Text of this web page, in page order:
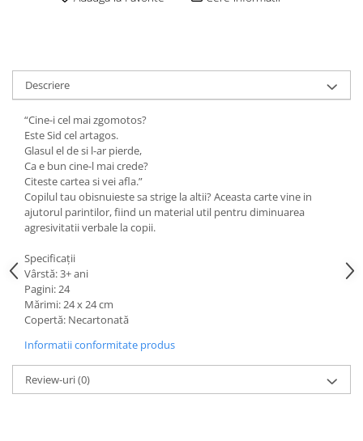
Descriere
“Cine-i cel mai zgomotos?
Este Sid cel artagos.
Glasul el de si l-ar pierde,
Ca e bun cine-l mai crede?
Citeste cartea si vei afla.”
Copilul tau obisnuieste sa strige la altii? Aceasta carte vine in
ajutorul parintilor, fiind un material util pentru diminuarea
agresivitatii verbale la copii.
Specificații
Vârstă: 3+ ani
Pagini: 24
Mărimi: 24 x 24 cm
Copertă: Necartonată
Informatii conformitate produs
Review-uri(0)